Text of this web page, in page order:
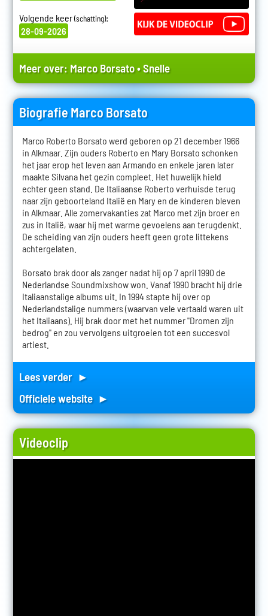
Volgende keer(schatting):
28-09-2026
Meer over: Marco Borsato•Snelle
Biografie Marco Borsato
Marco Roberto Borsato werd geboren op 21 december 1966
in Alkmaar. Zijn ouders Roberto en Mary Borsato schonken
het jaar erop het leven aan Armando en enkele jaren later
maakte Silvana het gezin compleet. Het huwelijk hield
echter geen stand. De Italiaanse Roberto verhuisde terug
naar zijn geboorteland Italië en Mary en de kinderen bleven
in Alkmaar. Alle zomervakanties zat Marco met zijn broer en
zus in Italië, waar hij met warme gevoelens aan terugdenkt.
De scheiding van zijn ouders heeft geen grote littekens
achtergelaten.
Borsato brak door als zanger nadat hij op 7 april 1990 de
Nederlandse Soundmixshow won. Vanaf 1990 bracht hij drie
Italiaanstalige albums uit. In 1994 stapte hij over op
Nederlandstalige nummers (waarvan vele vertaald waren uit
het Italiaans). Hij brak door met het nummer "Dromen zijn
bedrog" en zou vervolgens uitgroeien tot een succesvol
artiest.
Lees verder ►
Officiele website ►
Videoclip